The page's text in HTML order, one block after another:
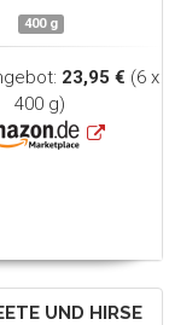
400 g
23,95 € (6 x
400 g)
UND HIRSE